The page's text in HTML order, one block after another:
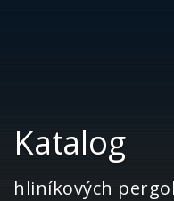
Katalog
hliníkových